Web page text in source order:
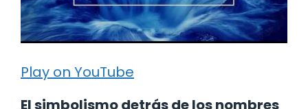
Play on YouTube
El simbolismo detrás de los nombres